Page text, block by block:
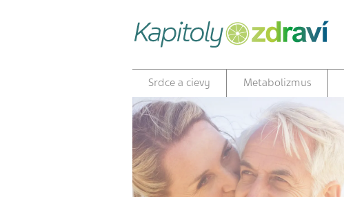
Srdce a cievy Metabolizmus